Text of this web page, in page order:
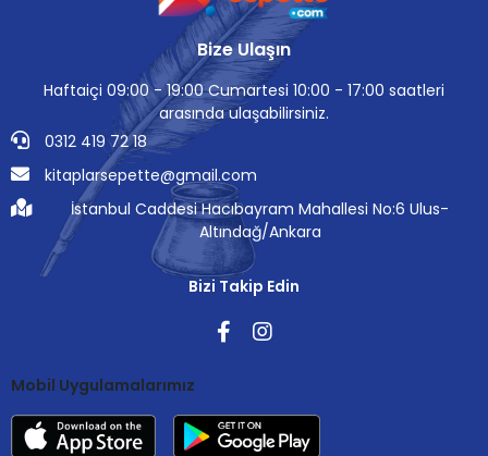
Bize Ulaşın
Haftaiçi 09:00 - 19:00 Cumartesi 10:00 - 17:00 saatleri
arasında ulaşabilirsiniz.
0312 419 72 18
kitaplarsepette@gmail.com
İstanbul Caddesi Hacıbayram Mahallesi No:6 Ulus-
Altındağ/Ankara
Bizi Takip Edin
Mobil Uygulamalarımız